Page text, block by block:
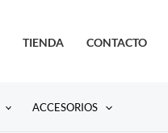
TIENDA CONTACTO
ACCESORIOS